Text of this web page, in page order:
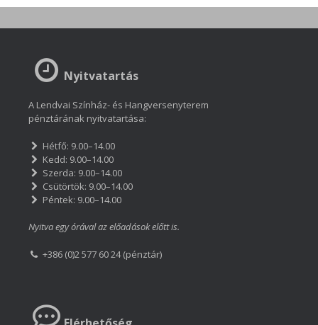
Nyitvatartás
A Lendvai Színház- és Hangversenyterem
pénztárának nyitvatartása:
Hétfő: 9.00–14.00
Kedd: 9.00–14.00
Szerda: 9.00–14.00
Csütörtök: 9.00–14.00
Péntek: 9.00–14.00
Nyitva egy órával az előadások előtt is.
+386 (0)2 577 60 24 (pénztár)